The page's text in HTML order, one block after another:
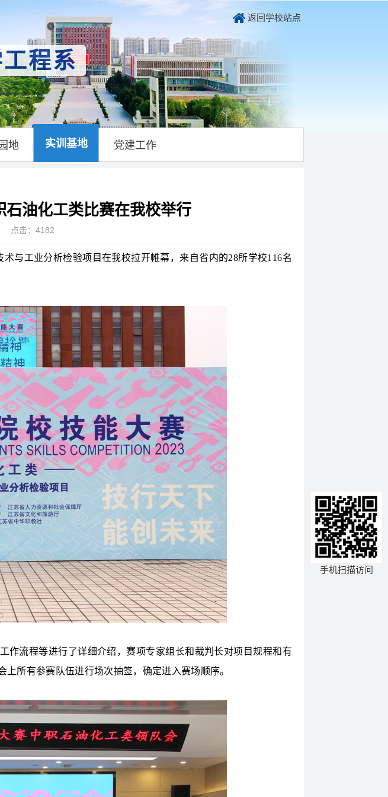
程系
返回学校站点
地 | 实训基地 | 党建工作
油化工类比赛在我校举行
点击： 4182
工业分析检验项目在我校拉开帷幕，来自省内的28所学校116名
流程等进行了详细介绍，赛项专家组长和裁判长对项目规程和有
所有参赛队伍进行场次抽签，确定进入赛场顺序。
手机扫描访问